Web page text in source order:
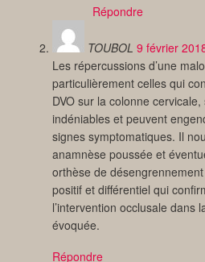
Répondre
TOUBOL 9 février
Les répercussions d’une
particulièrement celles qui
DVO sur la colonne
indéniables et peuvent
signes symptomatiques. Il
anamnèse poussée et
orthèse de
positif et différentiel qui
l’intervention occlusale dans
évoquée.
Répondre